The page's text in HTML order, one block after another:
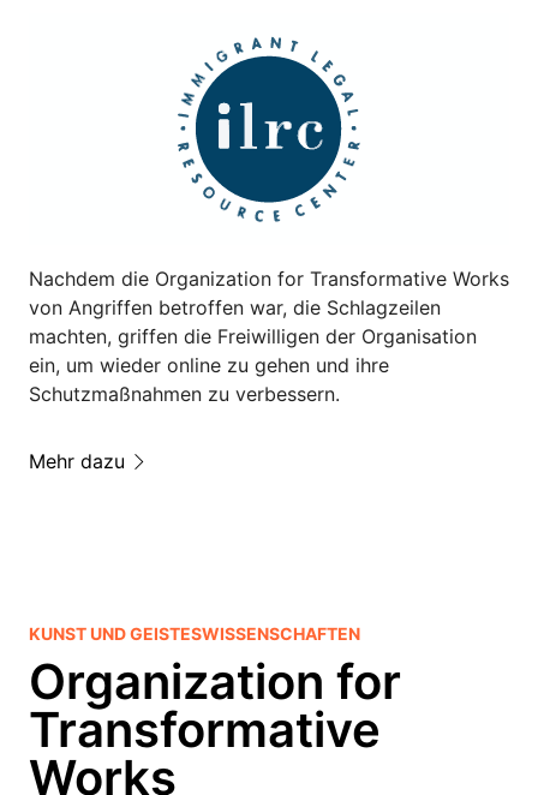
Nachdem die Organization for Transformative Works
von Angriffen betroffen war, die Schlagzeilen
machten, griffen die Freiwilligen der Organisation
ein, um wieder online zu gehen und ihre
Schutzmaßnahmen zu verbessern.
Mehr dazu
KUNST UND GEISTESWISSENSCHAFTEN
Organization for
Transformative
Works